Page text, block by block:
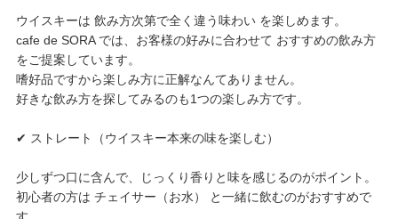
ウイスキーは 飲み方次第で全く違う味わい を楽しめます。
cafe de SORA では、お客様の好みに合わせて おすすめの飲み方
をご提案しています。
嗜好品ですから楽しみ方に正解なんてありません。
好きな飲み方を探してみるのも1つの楽しみ方です。
✔ ストレート（ウイスキー本来の味を楽しむ）
少しずつ口に含んで、じっくり香りと味を感じるのがポイント。
初心者の方は チェイサー（お水） と一緒に飲むのがおすすめで